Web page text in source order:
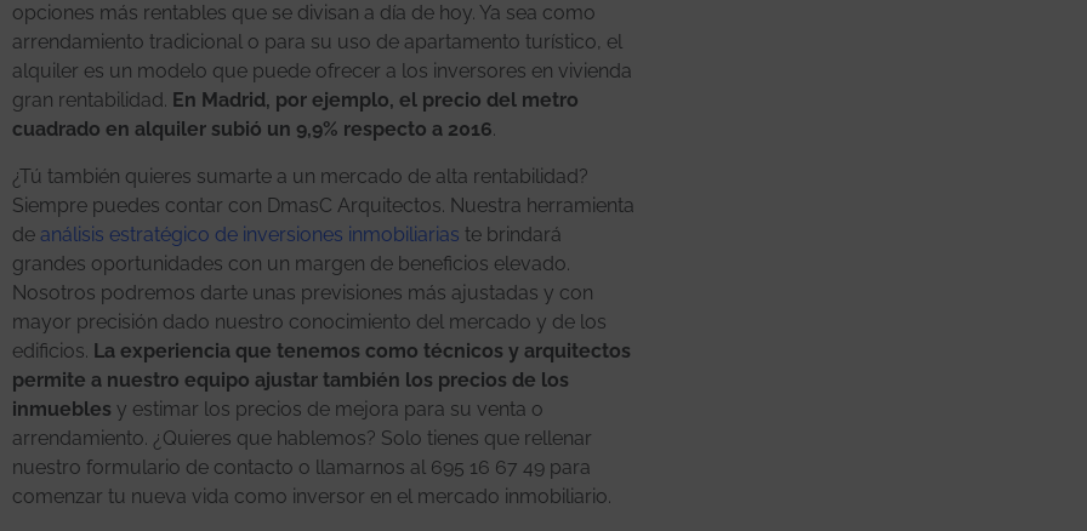
opciones más rentables que se divisan a día de hoy. Ya sea como
arrendamiento tradicional o para su uso de apartamento turístico, el
alquiler es un modelo que puede ofrecer a los inversores en vivienda
gran rentabilidad. En Madrid, por ejemplo, el precio del metro
cuadrado en alquiler subió un 9,9% respecto a 2016.
¿Tú también quieres sumarte a un mercado de alta rentabilidad?
Siempre puedes contar con DmasC Arquitectos. Nuestra herramienta
de análisis estratégico de inversiones inmobiliarias te brindará
grandes oportunidades con un margen de beneficios elevado.
Nosotros podremos darte unas previsiones más ajustadas y con
mayor precisión dado nuestro conocimiento del mercado y de los
edificios. La experiencia que tenemos como técnicos y arquitectos
permite a nuestro equipo ajustar también los precios de los
inmuebles y estimar los precios de mejora para su venta o
arrendamiento. ¿Quieres que hablemos? Solo tienes que rellenar
nuestro formulario de contacto o llamarnos al 695 16 67 49 para
comenzar tu nueva vida como inversor en el mercado inmobiliario.